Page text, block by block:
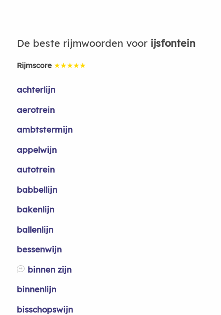
De beste rijmwoorden voor ijsfontein
Rijmscore ★★★★★
achterlijn
aerotrein
ambtstermijn
appelwijn
autotrein
babbellijn
bakenlijn
ballenlijn
bessenwijn
binnen zijn
binnenlijn
bisschopswijn